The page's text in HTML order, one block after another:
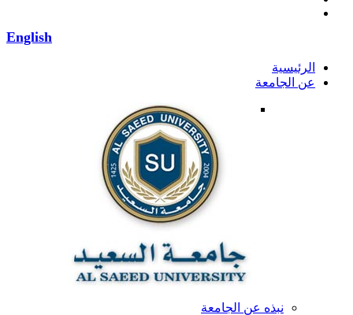
English
الرئيسية
عن الجامعة
نبذه عن الجامعة